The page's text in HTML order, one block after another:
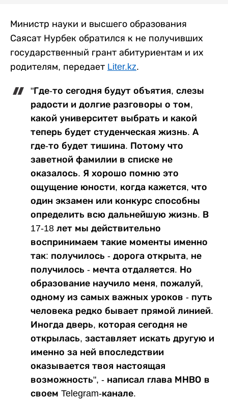
Министр науки и высшего образования
Саясат Нурбек обратился к не получивших
государственный грант абитуриентам и их
родителям, передает Liter.kz.
"Где-то сегодня будут объятия, слезы
радости и долгие разговоры о том,
какой университет выбрать и какой
теперь будет студенческая жизнь. А
где-то будет тишина. Потому что
заветной фамилии в списке не
оказалось. Я хорошо помню это
ощущение юности, когда кажется, что
один экзамен или конкурс способны
определить всю дальнейшую жизнь. В
17-18 лет мы действительно
воспринимаем такие моменты именно
так: получилось - дорога открыта, не
получилось - мечта отдаляется. Но
образование научило меня, пожалуй,
одному из самых важных уроков - путь
человека редко бывает прямой линией.
Иногда дверь, которая сегодня не
открылась, заставляет искать другую и
именно за ней впоследствии
оказывается твоя настоящая
возможность", - написал глава МНВО в
своем Telegram-канале.